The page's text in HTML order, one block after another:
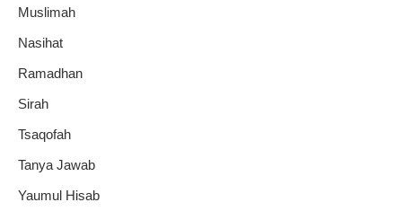
Muslimah
Nasihat
Ramadhan
Sirah
Tsaqofah
Tanya Jawab
Yaumul Hisab